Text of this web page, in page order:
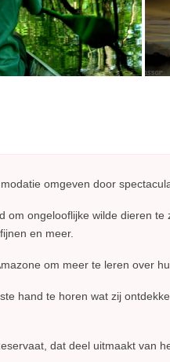
omgeven door
om ongelooflijke wilde dieren te
en meer.
om meer te leren over
hand te horen wat zij
dat deel uitmaakt van